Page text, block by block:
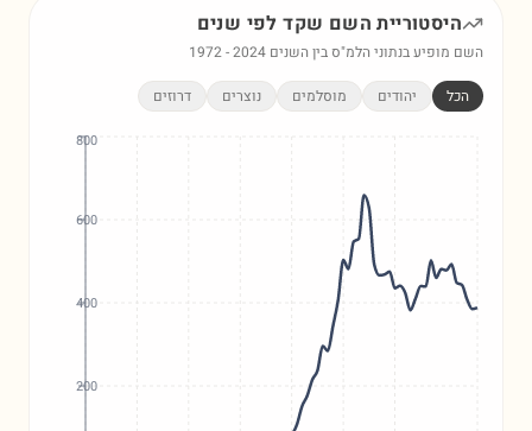
היסטוריית השם שקדלפי שנים
השם מופיע בנתוני הלמ"ס בין השנים 1972-2024
הכל יהודים מוסלמים נוצרים דרוזים
200
400
600
800